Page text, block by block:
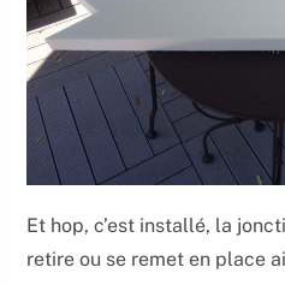
Et hop, c’est installé, la
retire ou se remet en place